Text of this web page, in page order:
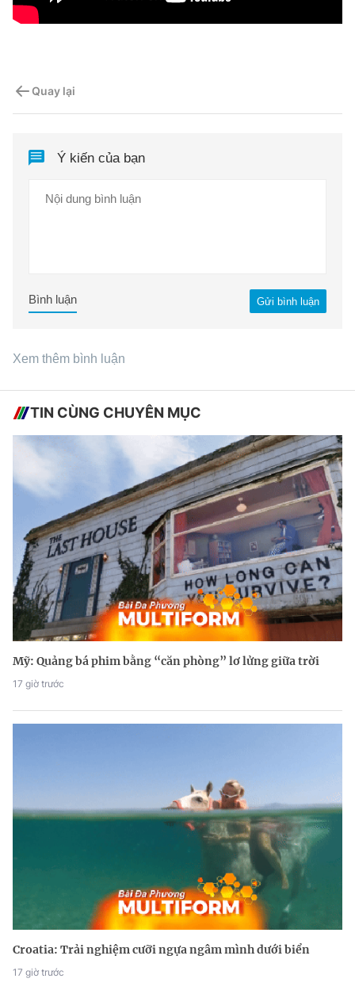
Quay lại
Ý kiến của bạn
Gửi bình luận
Bình luận
Xem thêm bình luận
TIN CÙNG CHUYÊN MỤC
Mỹ: Quảng bá phim bằng “căn phòng” lơ lửng giữa trời
17 giờ trước
Croatia: Trải nghiệm cưỡi ngựa ngâm mình dưới biển
17 giờ trước